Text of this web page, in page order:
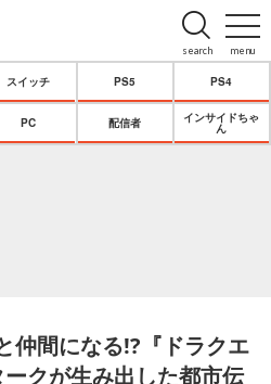
menu
search
スイッチ PS5 PS4
PC 配信者
インサイドちゃ
ん
仲間になる!?『ドラクエ
クが生み出した都市伝